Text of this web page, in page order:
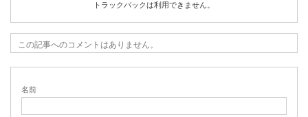
トラックバックは利用できません。
この記事へのコメントはありません。
名前